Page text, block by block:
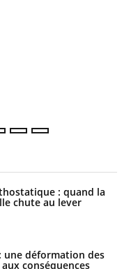
: quand la
chute au lever
une déformation des
conséquences